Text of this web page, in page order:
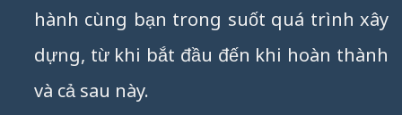
hành cùng bạn trong suốt quá trình xây
dựng, từ khi bắt đầu đến khi hoàn thành
và cả sau này.